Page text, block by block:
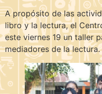
A propósito de las
libro y la lectura, el
este viernes 19 un taller
mediadores de la lectura.